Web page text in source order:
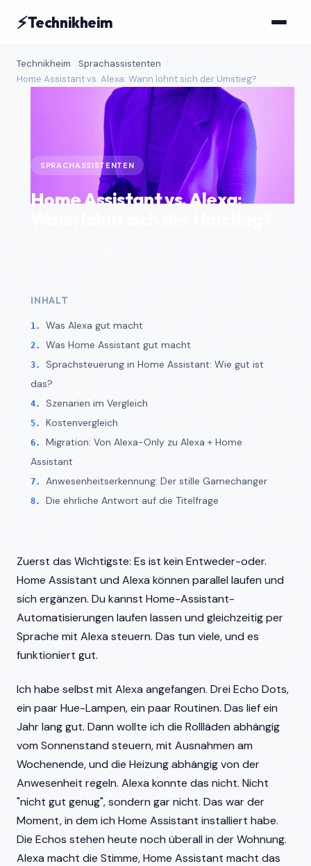
⚡Technikheim
Technikheim
Sprachassistenten
Home Assistant vs. Alexa: Wann lohnt sich der Umstieg?
SPRACHASSISTENTEN
Home Assistant vs. Alexa:
INHALT
Was Alexa gut macht
Was Home Assistant gut macht
Sprachsteuerung in Home Assistant: Wie gut ist
das?
Szenarien im Vergleich
Kostenvergleich
Migration: Von Alexa-Only zu Alexa + Home
Assistant
Anwesenheitserkennung: Der stille Gamechanger
Die ehrliche Antwort auf die Titelfrage
Zuerst das Wichtigste: Es ist kein Entweder-oder.
Home Assistant und Alexa können parallel laufen und
sich ergänzen. Du kannst Home-Assistant-
Automatisierungen laufen lassen und gleichzeitig per
Sprache mit Alexa steuern. Das tun viele, und es
funktioniert gut.
Ich habe selbst mit Alexa angefangen. Drei Echo Dots,
ein paar Hue-Lampen, ein paar Routinen. Das lief ein
Jahr lang gut. Dann wollte ich die Rollläden abhängig
vom Sonnenstand steuern, mit Ausnahmen am
Wochenende, und die Heizung abhängig von der
Anwesenheit regeln. Alexa konnte das nicht. Nicht
"nicht gut genug", sondern gar nicht. Das war der
Moment, in dem ich Home Assistant installiert habe.
Die Echos stehen heute noch überall in der Wohnung.
Alexa macht die Stimme, Home Assistant macht das